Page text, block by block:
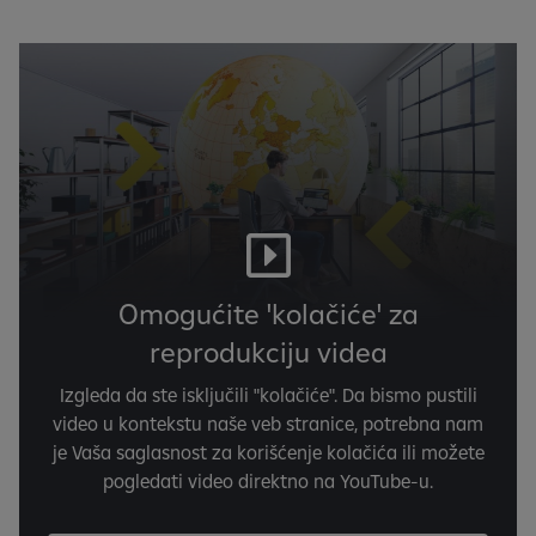
Omogućite 'kolačiće' za
reprodukciju videa
Izgleda da ste isključili "kolačiće". Da bismo pustili
video u kontekstu naše veb stranice, potrebna nam
je Vaša saglasnost za korišćenje kolačića ili možete
pogledati video direktno na YouTube-u.